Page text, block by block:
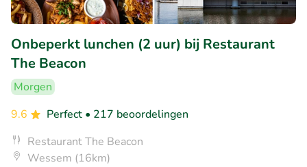
Onbeperkt lunchen (2 uur) bij Restaurant
The Beacon
Morgen
9.6
Perfect • 217 beoordelingen
Restaurant The Beacon
Wessem (16km)